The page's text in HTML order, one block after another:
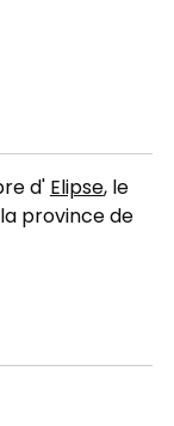
d'Elipse, le
province de